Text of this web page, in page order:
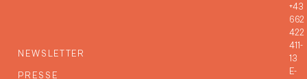
NEWSLETTER
PRESSE
+43
662
422
411-
13
E-